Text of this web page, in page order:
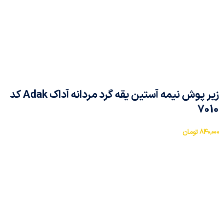
زیر پوش نیمه آستین یقه گرد مردانه آداک Adak کد
7010
۸۴۰,۰۰۰تومان